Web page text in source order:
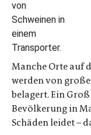
Manche Orte auf
werden von
belagert. Ein
Bevölkerung in
Schäden leidet –